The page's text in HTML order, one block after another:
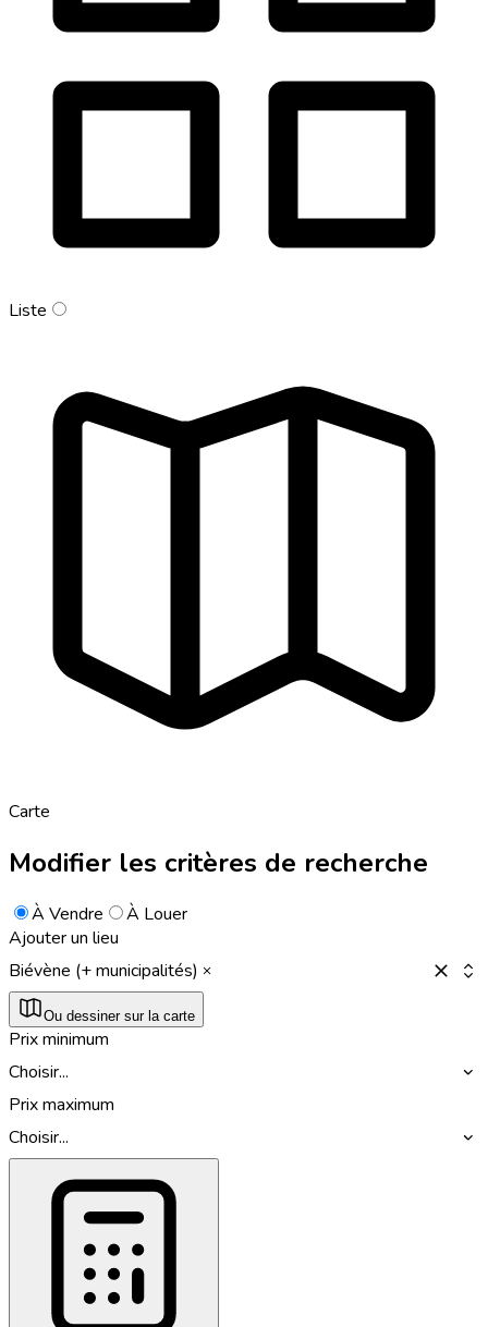
Liste
Carte
Modifier les critères de recherche
À Vendre
À Louer
Ajouter un lieu
Biévène (+ municipalités)
Ou dessiner sur la carte
Prix minimum
Choisir...
Prix maximum
Choisir...